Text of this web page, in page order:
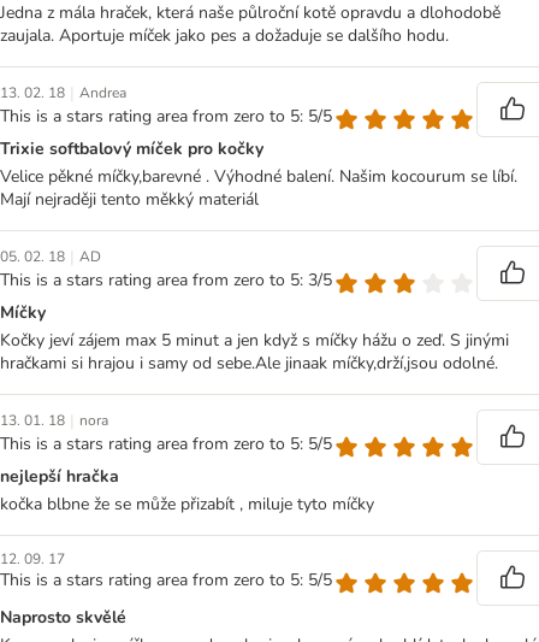
Jedna z mála hraček, která naše půlroční kotě opravdu a dlohodobě
zaujala. Aportuje míček jako pes a dožaduje se dalšího hodu.
13. 02. 18 | Andrea
This is a stars rating area from zero to 5: 5/5
Trixie softbalový míček pro kočky
Velice pěkné míčky,barevné . Výhodné balení. Našim kocourum se líbí.
Mají nejraději tento měkký materiál
05. 02. 18 | AD
This is a stars rating area from zero to 5: 3/5
Míčky
Kočky jeví zájem max 5 minut a jen když s míčky hážu o zeď. S jinými
hračkami si hrajou i samy od sebe.Ale jinaak míčky,drží,jsou odolné.
13. 01. 18 | nora
This is a stars rating area from zero to 5: 5/5
nejlepší hračka
kočka blbne že se může přizabít , miluje tyto míčky
12. 09. 17
This is a stars rating area from zero to 5: 5/5
Naprosto skvělé